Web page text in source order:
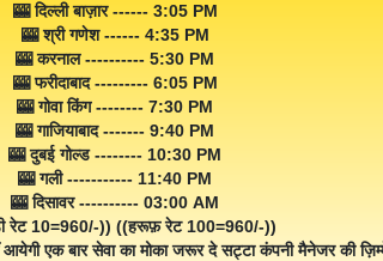
🎰 दिल्ली बाज़ार ------ 3:05 PM
🎰 श्री गणेश ------ 4:35 PM
🎰 करनाल ---------- 5:30 PM
🎰 फरीदाबाद --------- 6:05 PM
🎰 गोवा किंग -------- 7:30 PM
🎰 गाजियाबाद ------- 9:40 PM
🎰 दुबई गोल्ड -------- 10:30 PM
🎰 गली ----------- 11:40 PM
🎰 दिसावर ---------- 03:00 AM
रेट 10=960/-)) ((हरूफ़ रेट 100=960/-))
एक बार सेवा का मोका जरूर दे सट्टा कंपनी मैनेजर की